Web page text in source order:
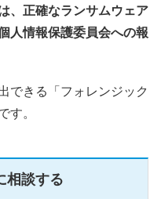
、正確なランサムウェア
人情報保護委員会への報
できる「フォレンジック
す。
相談する